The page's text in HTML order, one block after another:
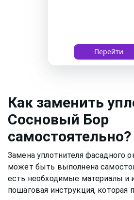
Перейти
Как заменить
Сосновый Бор
самостоятельно?
Замена уплотнителя фасадного
может быть выполнена
есть необходимые материалы и
пошаговая инструкция,